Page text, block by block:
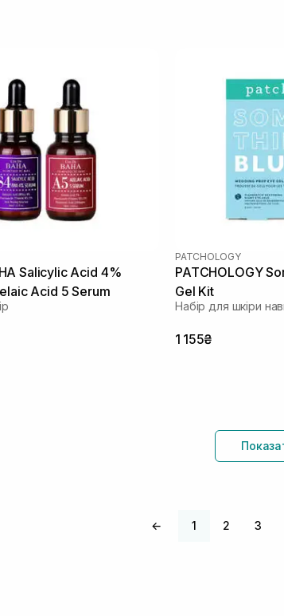
Salicylic Acid 4%
Acid 5 Serum
PATCHOLOGY
PATCHOLOGY
Gel Kit
Набір для шкіри
1 155₴
← 1 2 3